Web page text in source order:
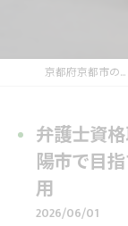
京都府京都市の弁護士なら弁護士 粟野浩之
弁護士資
陽市で目
用
2026/06/01